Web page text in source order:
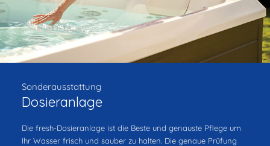
Sonderausstattung
Dosieranlage
Die fresh-Dosieranlage ist die Beste und genauste Pflege um
Ihr Wasser frisch und sauber zu halten. Die genaue Prüfung